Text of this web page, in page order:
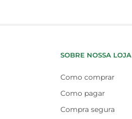
SOBRE NOSSA LOJA
Como comprar
Como pagar
Compra segura